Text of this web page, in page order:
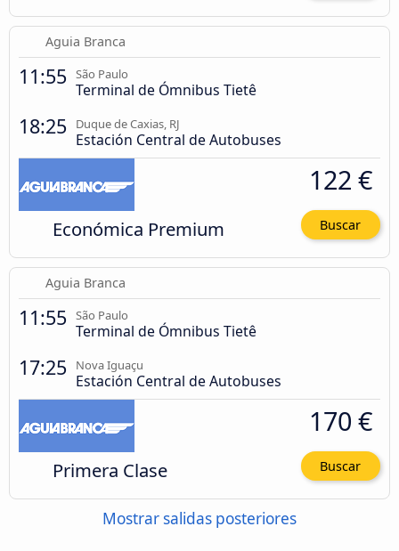
Aguia Branca
11:55 São Paulo
Terminal de Ómnibus Tietê
18:25 Duque de Caxias, RJ
Estación Central de Autobuses
Económica Premium
122 €
Buscar
Aguia Branca
11:55 São Paulo
Terminal de Ómnibus Tietê
17:25 Nova Iguaçu
Estación Central de Autobuses
Primera Clase
170 €
Buscar
Mostrar salidas posteriores